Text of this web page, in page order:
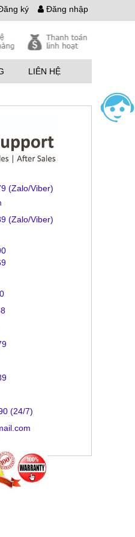
ký Đăng nhập
LIÊN HỆ
Viber)
(Zalo/Viber)
(24/7)